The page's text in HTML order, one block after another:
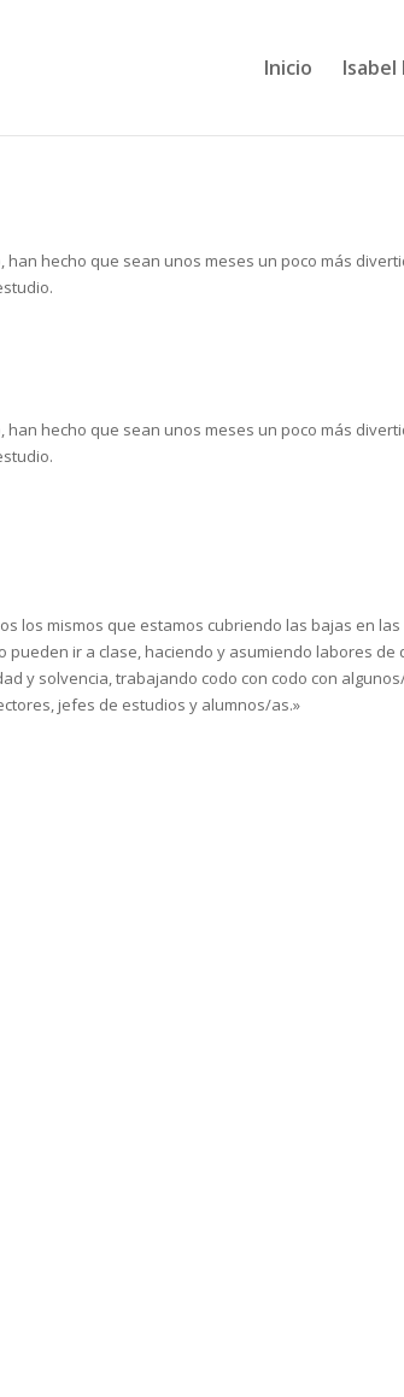
Inicio Isabel
hecho que sean unos meses un poco más
hecho que sean unos meses un poco más
los mismos que estamos cubriendo las bajas en
ir a clase, haciendo y asumiendo labores de
y solvencia, trabajando codo con codo con
jefes de estudios y alumnos/as.»